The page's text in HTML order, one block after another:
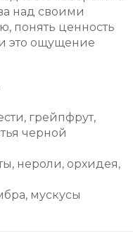
над своими
понять ценность
это ощущение
грейпфрут,
черной
нероли, орхидея,
мускусы